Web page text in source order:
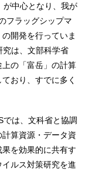
が中心となり、我が
フラッグシップマ
開発を行っていま
究は、文部科学省
上の「富岳」の計算
おり、すでに多く
は、文科省と協調
算資源・データ資
を効果的に共有す
ルス対策研究を進